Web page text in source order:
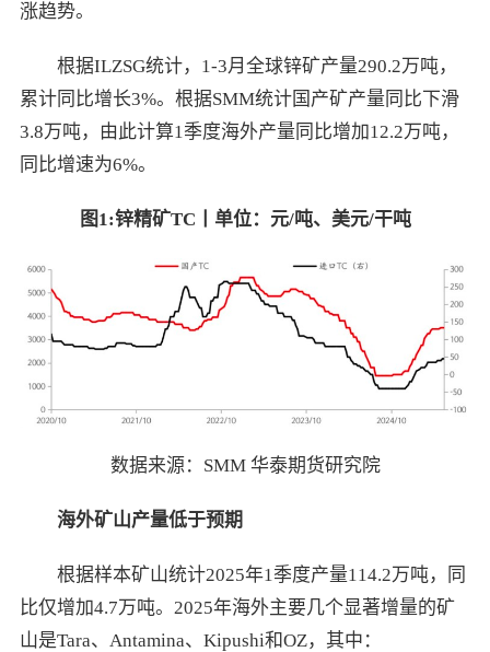
涨趋势。
根据ILZSG统计，1-3月全球锌矿产量290.2万吨，
累计同比增长3%。根据SMM统计国产矿产量同比下滑
3.8万吨，由此计算1季度海外产量同比增加12.2万吨，
同比增速为6%。
图1:锌精矿TC 丨单位：元/吨、美元/干吨
数据来源：SMM 华泰期货研究院
海外矿山产量低于预期
根据样本矿山统计2025年1季度产量114.2万吨，同
比仅增加4.7万吨。2025年海外主要几个显著增量的矿
山是Tara、Antamina、Kipushi和OZ，其中：